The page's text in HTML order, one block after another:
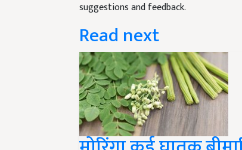
suggestions and feedback.
Read next